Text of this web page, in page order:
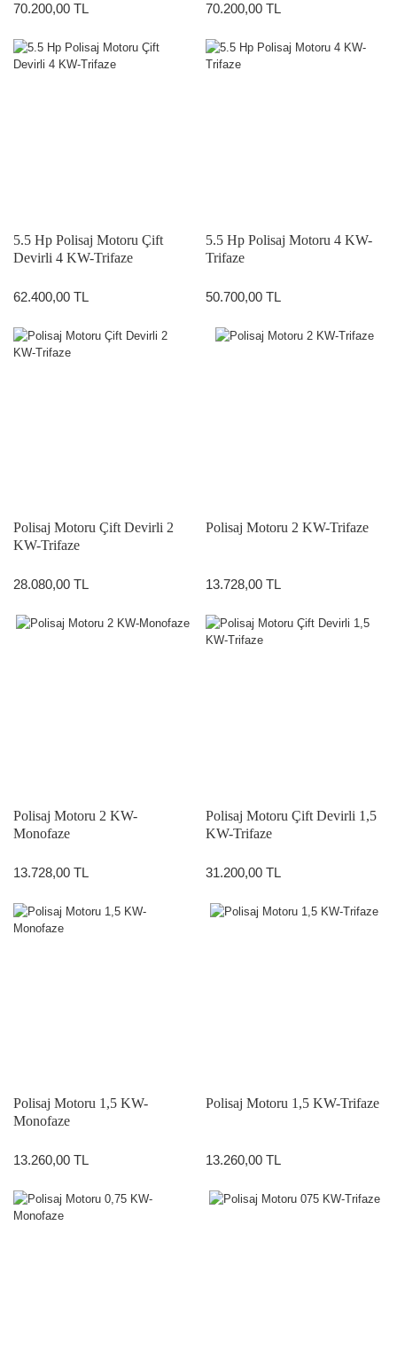
70.200,00 TL 70.200,00 TL
5.5 Hp Polisaj Motoru Çift
Devirli 4 KW-Trifaze
62.400,00 TL
5.5 Hp Polisaj Motoru 4 KW-
Trifaze
50.700,00 TL
Polisaj Motoru Çift Devirli 2
KW-Trifaze
28.080,00 TL
Polisaj Motoru 2 KW-Trifaze
13.728,00 TL
Polisaj Motoru 2 KW-
Monofaze
13.728,00 TL
Polisaj Motoru Çift Devirli 1,5
KW-Trifaze
31.200,00 TL
Polisaj Motoru 1,5 KW-
Monofaze
13.260,00 TL
Polisaj Motoru 1,5 KW-Trifaze
13.260,00 TL